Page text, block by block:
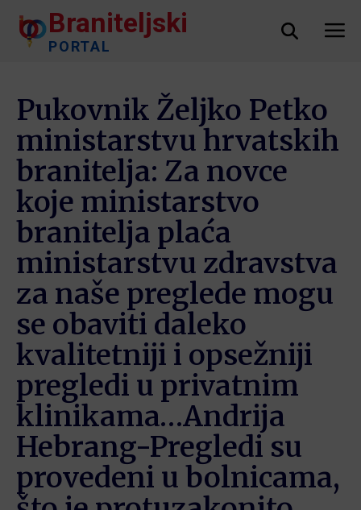
Braniteljski
PORTAL
Pukovnik Željko Petko
ministarstvu hrvatskih
branitelja: Za novce
koje ministarstvo
branitelja plaća
ministarstvu zdravstva
za naše preglede mogu
se obaviti daleko
kvalitetniji i opsežniji
pregledi u privatnim
klinikama…Andrija
Hebrang-Pregledi su
provedeni u bolnicama,